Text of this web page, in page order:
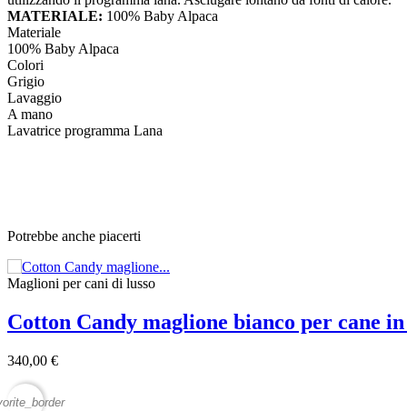
MATERIALE: 100% Baby Alpaca
Materiale
100% Baby Alpaca
Colori
Grigio
Lavaggio
A mano
Lavatrice programma Lana
Potrebbe anche piacerti
Maglioni per cani di lusso
Cotton Candy maglione bianco per cane
340,00 €